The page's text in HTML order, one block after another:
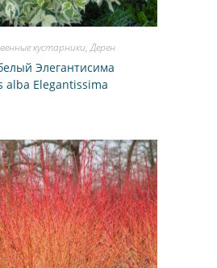
кустарники, Дерен
Элегантисима
alba Elegantissima